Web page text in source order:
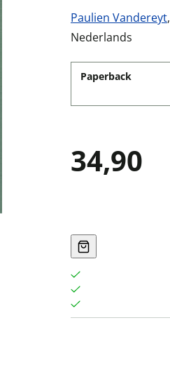
Paulien Vandereyt,
Nederlands
Paperback
34,90